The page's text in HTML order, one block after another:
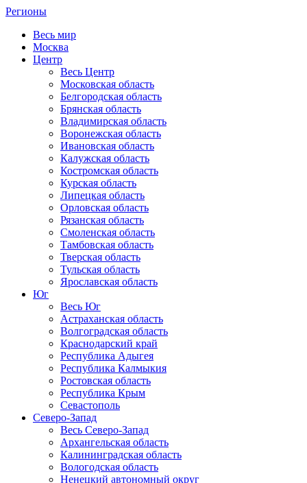
Регионы
Весь мир
Москва
Центр
Весь Центр
Московская область
Белгородская область
Брянская область
Владимирская область
Воронежская область
Ивановская область
Калужская область
Костромская область
Курская область
Липецкая область
Орловская область
Рязанская область
Смоленская область
Тамбовская область
Тверская область
Тульская область
Ярославская область
Юг
Весь Юг
Астраханская область
Волгоградская область
Краснодарский край
Республика Адыгея
Республика Калмыкия
Ростовская область
Республика Крым
Севастополь
Северо-Запад
Весь Северо-Запад
Архангельская область
Калининградская область
Вологодская область
Ненецкий автономный округ